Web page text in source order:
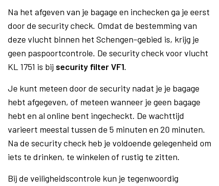
Na het afgeven van je bagage en inchecken ga je eerst
door de security check. Omdat de bestemming van
deze vlucht binnen het Schengen-gebied is, krijg je
geen paspoortcontrole. De security check voor vlucht
KL 1751 is bij security filter VF1.
Je kunt meteen door de security nadat je je bagage
hebt afgegeven, of meteen wanneer je geen bagage
hebt en al online bent ingecheckt. De wachttijd
varieert meestal tussen de 5 minuten en 20 minuten.
Na de security check heb je voldoende gelegenheid om
iets te drinken, te winkelen of rustig te zitten.
Bij de veiligheidscontrole kun je tegenwoordig